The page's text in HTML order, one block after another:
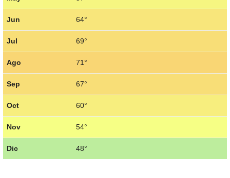
Jun 64°
Jul 69°
Ago 71°
Sep 67°
Oct 60°
Nov 54°
Dic 48°